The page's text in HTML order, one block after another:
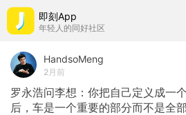
即刻App
年轻人的同好社区
HandsoMeng
2月前
罗永浩问李想：你把自己定义成一个
后，车是一个重要的部分而不是全